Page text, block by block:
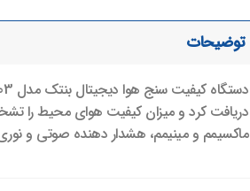
توضیحات
دریافت کرد و میزان کیفیت هوای محیط را
ماکسیمم و مینیمم، هشدار دهنده صوتی و